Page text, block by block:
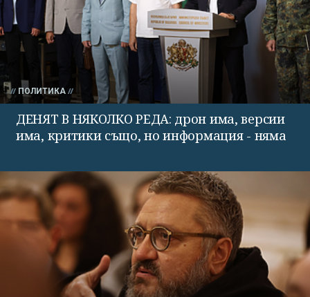
ПОЛИТИКА
ДЕНЯТ В НЯКОЛКО РЕДА: дрон има, версии
има, критики също, но информация - няма